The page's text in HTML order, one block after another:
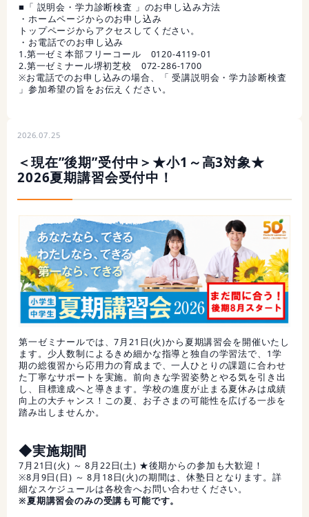
■「 説明会・学力診断検査 」のお申し込み方法
・ホームページからのお申し込み
トップページからアクセスしてください。
・お電話でのお申し込み
1.第一ゼミ本部フリーコール 0120-4119-01
2.第一ゼミナール堺初芝校 072-286-1700
※お電話でのお申し込みの場合、「 受講説明会・学力診断検査
」参加希望の旨をお伝えください。
2026.07.25
＜現在”後期”受付中＞★小1～高3対象★
2026夏期講習会受付中！
第一ゼミナールでは、7月21日(火)から夏期講習会を開催いたし
ます。少人数制によるきめ細かな指導と独自の学習法で、1学
期の総復習から応用力の育成まで、一人ひとりの課題に合わせ
た丁寧なサポートを実施。前向きな学習姿勢とやる気を引き出
し、目標達成へと導きます。学校の進度が止まる夏休みは成績
向上の大チャンス！この夏、お子さまの可能性を広げる一歩を
踏み出しませんか。
◆実施期間
7月21日(火) ～ 8月22日(土) ★後期からの参加も大歓迎！
※8月9日(日) ～ 8月18日(火)の期間は、休塾日となります。詳
細なスケジュールは各校舎へお問い合わせください。
※夏期講習会のみの受講も可能です。